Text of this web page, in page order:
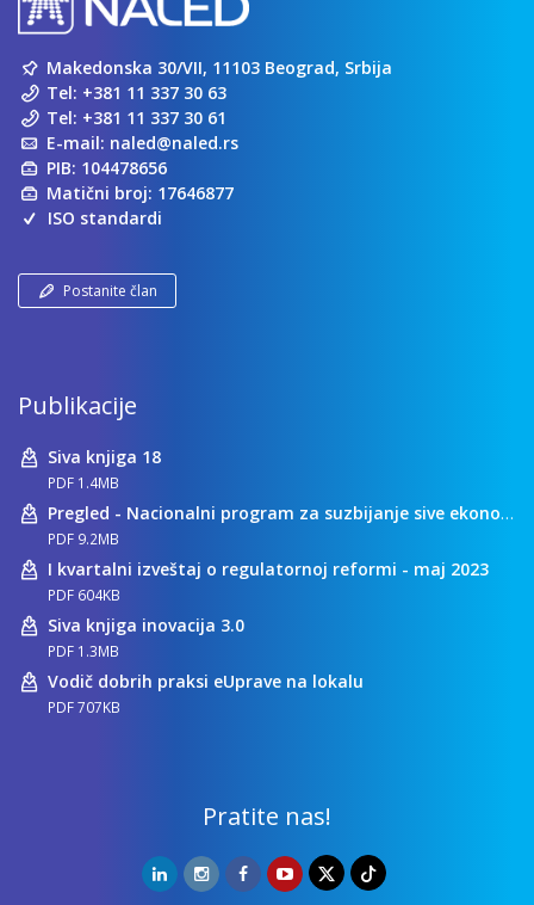
Makedonska 30/VII, 11103 Beograd, Srbija
Tel: +381 11 337 30 63
Tel: +381 11 337 30 61
E-mail: naled@naled.rs
PIB: 104478656
Matični broj: 17646877
ISO standardi
Postanite član
Publikacije
Siva knjiga 18
PDF 1.4MB
Pregled - Nacionalni program za suzbijanje sive ekonomije
PDF 9.2MB
I kvartalni izveštaj o regulatornoj reformi - maj 2023
PDF 604KB
Siva knjiga inovacija 3.0
PDF 1.3MB
Vodič dobrih praksi eUprave na lokalu
PDF 707KB
Pratite nas!